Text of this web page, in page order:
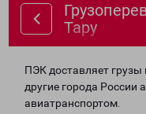
Тару
ПЭК доставляет
другие города
авиатранспортом.